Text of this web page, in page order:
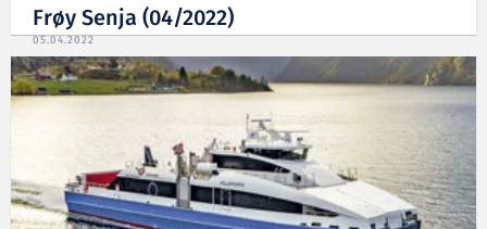
Frøy Senja (04/2022)
05.04.2022